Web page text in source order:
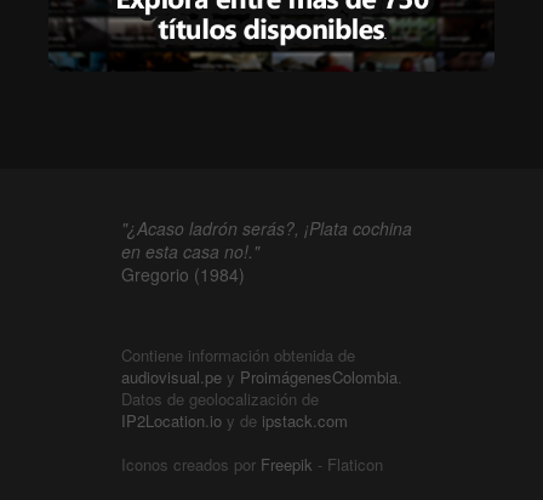
"¿Acaso ladrón serás?, ¡Plata cochina
en esta casa no!."
Gregorio (1984)
Contiene información obtenida de
audiovisual.pe y ProimágenesColombia.
Datos de geolocalización de
IP2Location.io y de ipstack.com
Iconos creados por Freepik - Flaticon